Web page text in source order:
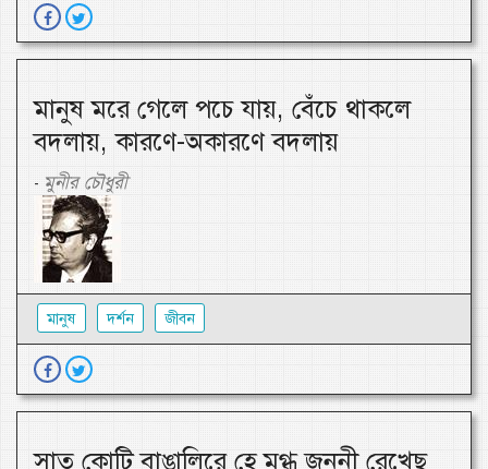
মানুষ মরে গেলে পচে যায়, বেঁচে থাকলে
বদলায়, কারণে-অকারণে বদলায়
- মুনীর চৌধুরী
মানুষ দর্শন জীবন
সাত কোটি বাঙালিরে হে মুগ্ধ জননী রেখেছ